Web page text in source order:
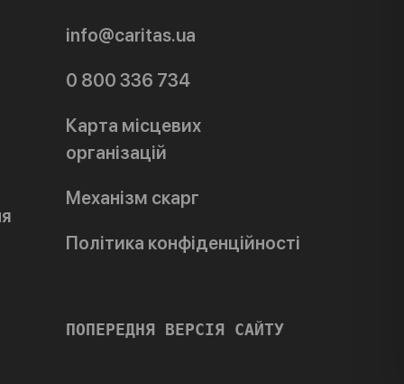
info@caritas.ua
0 800 336 734
Карта місцевих
організацій
Механізм скарг
Політика конфіденційності
ПОПЕРЕДНЯ ВЕРСІЯ САЙТУ